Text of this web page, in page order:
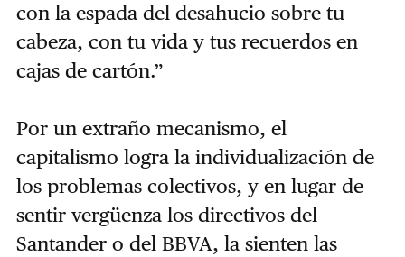
con la espada del desahucio sobre tu
cabeza, con tu vida y tus recuerdos en
cajas de cartón.”
Por un extraño mecanismo, el
capitalismo logra la individualización de
los problemas colectivos, y en lugar de
sentir vergüenza los directivos del
Santander o del BBVA, la sienten las